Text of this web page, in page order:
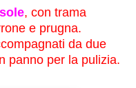
, con trama
e prugna.
da due
panno per la pulizia.